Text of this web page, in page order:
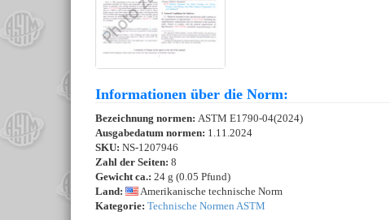
Informationen über die Norm:
Bezeichnung normen: ASTM E1790-04(2024)
Ausgabedatum normen: 1.11.2024
SKU: NS-1207946
Zahl der Seiten: 8
Gewicht ca.: 24 g (0.05 Pfund)
Land:
Amerikanische technische Norm
Kategorie: Technische Normen ASTM